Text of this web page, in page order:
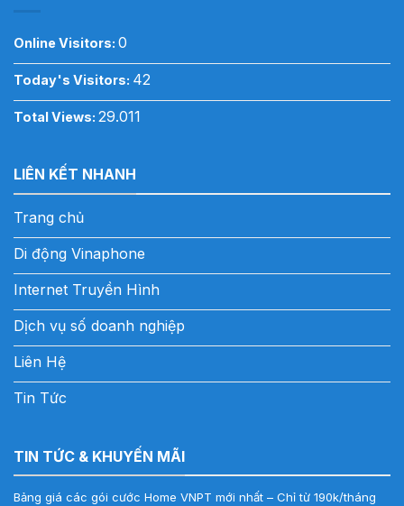
Online Visitors: 0
Today's Visitors: 42
Total Views: 29.011
LIÊN KẾT NHANH
Trang chủ
Di động Vinaphone
Internet Truyền Hình
Dịch vụ số doanh nghiệp
Liên Hệ
Tin Tức
TIN TỨC & KHUYẾN MÃI
Bảng giá các gói cước Home VNPT mới nhất – Chỉ từ 190k/tháng